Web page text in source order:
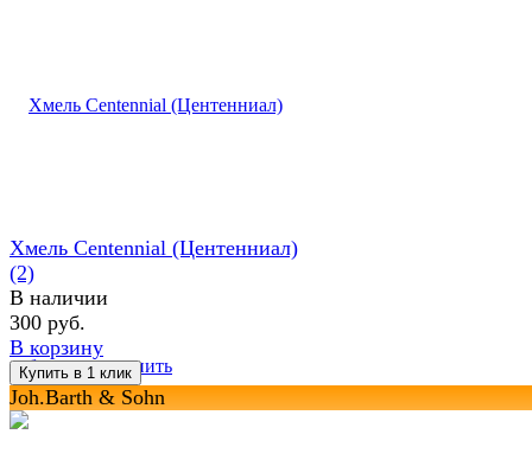
избранное сравнить
Хмель Centennial (Центенниал)
(2)
В наличии
300 руб.
В корзину
Joh.Barth & Sohn